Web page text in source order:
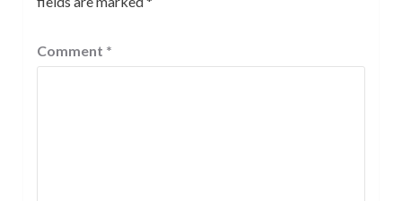
Comment *